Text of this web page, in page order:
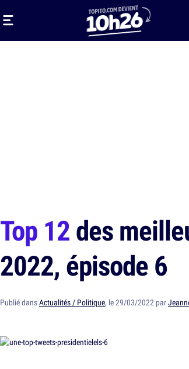
Top 12des
2022, épisode 6
Publié dansActualités / Politique, le 29/03/2022 par